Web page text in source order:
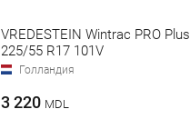
VREDESTEIN Wintrac PRO Plus
225/55 R17 101V
Голландия
3 220 MDL